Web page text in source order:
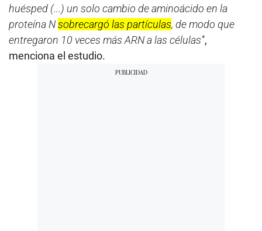
huésped (...) un solo cambio de aminoácido en la
proteína Nsobrecargó las partículas, de modo que
entregaron 10 veces más ARN a las células’',
menciona el estudio.